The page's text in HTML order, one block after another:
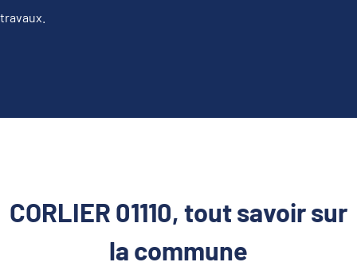
travaux.
CORLIER 01110, tout savoir sur
la commune